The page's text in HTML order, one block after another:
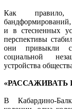
Как
и в стесненных
перспективы
они привыкли
социальной
устройства
«РАССАЖИВАТЬ
В Кабардино-